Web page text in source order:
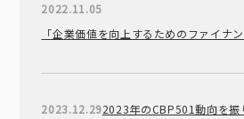
2022.11.05
「企業価値を向上するためのファイナ
2023.12.292023年のCBP501動向を振